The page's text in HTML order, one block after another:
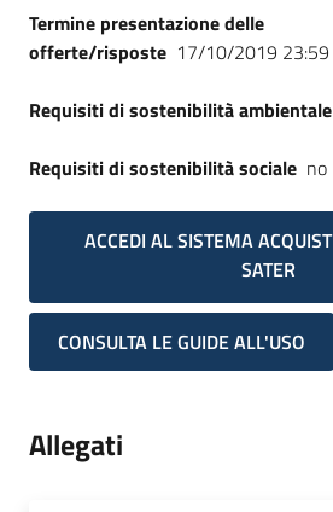
Termine presentazione delle
offerte/risposte 17/10/2019 23:59
Requisiti di sostenibilità ambientale
Requisiti di sostenibilità sociale no
ACCEDI AL SISTEMA
SATER
CONSULTA LE GUIDE ALL'USO
Allegati